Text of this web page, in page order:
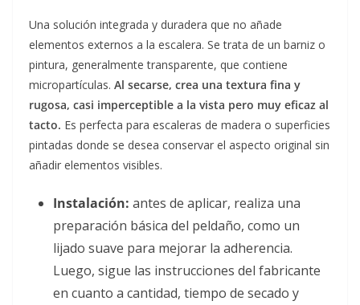
Una solución integrada y duradera que no añade
elementos externos a la escalera. Se trata de un barniz o
pintura, generalmente transparente, que contiene
micropartículas. Al secarse, crea una textura fina y
rugosa, casi imperceptible a la vista pero muy eficaz al
tacto. Es perfecta para escaleras de madera o superficies
pintadas donde se desea conservar el aspecto original sin
añadir elementos visibles.
Instalación: antes de aplicar, realiza una
preparación básica del peldaño, como un
lijado suave para mejorar la adherencia.
Luego, sigue las instrucciones del fabricante
en cuanto a cantidad, tiempo de secado y